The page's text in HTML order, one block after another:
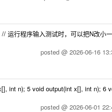
运行程序输入测试时，可以把N改小
posted @ 2026-06-16
int n); 5 void output(int x[], int n); 6
posted @ 2026-06-01